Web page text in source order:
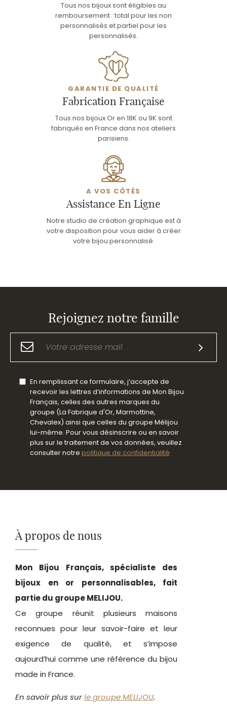
Tous nos bijoux sont éligibles au
remboursement : total pour les non
personnalisés et partiel pour les
personnalisés.
GARANTIE DE QUALITÉ
Fabrication Française
Tous nos bijoux Or en 18K ou 9K sont
fabriqués en France dans nos ateliers
parisiens.
A VOS CÔTÉS
Assistance En Ligne
Notre studio de création graphique est à
votre disposition pour vous aider à créer
votre bijou personnalisé.
Rejoignez notre famille
En remplissant ce formulaire, j’accepte de
recevoir les lettres d’informations de Mon Bijou
Français, celles des autres marques du
groupe (La Fabrique d'Or, Marmottine,
Chevalex) ainsi que celles du groupe Mélijou
lui-même. Pour vous désinscrire ou en savoir
plus sur le traitement de vos données, veuillez
consulter notre politique de confidentialité
À propos de nous
Mon Bijou Français, spécialiste des
bijoux en or personnalisables, fait
partie du groupe MELIJOU.
Ce groupe réunit plusieurs maisons
reconnues pour leur savoir-faire et leur
exigence de qualité, et s’impose
aujourd’hui comme une référence du bijou
made in France.
En savoir plus surle groupe MELIJOU.